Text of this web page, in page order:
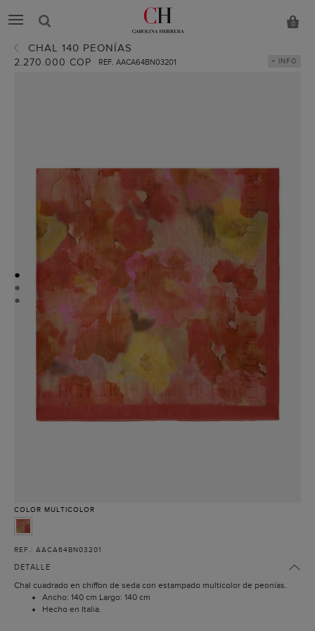
0
CHAL 140 PEONÍAS
2.270.000 COP REF. AACA64BN03201 + INFO
●
●
●
COLOR MULTICOLOR
REF.: AACA64BN03201
DETALLE
Chal cuadrado en chiffon de seda con estampado multicolor de peonías.
Ancho: 140 cm Largo: 140 cm
Hecho en Italia.